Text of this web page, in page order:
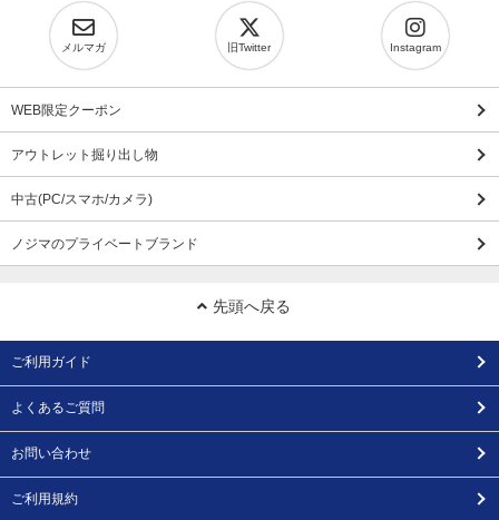
メルマガ 旧Twitter Instagram
WEB限定クーポン
アウトレット掘り出し物
中古(PC/スマホ/カメラ)
ノジマのプライベートブランド
先頭へ戻る
ご利用ガイド
よくあるご質問
お問い合わせ
ご利用規約